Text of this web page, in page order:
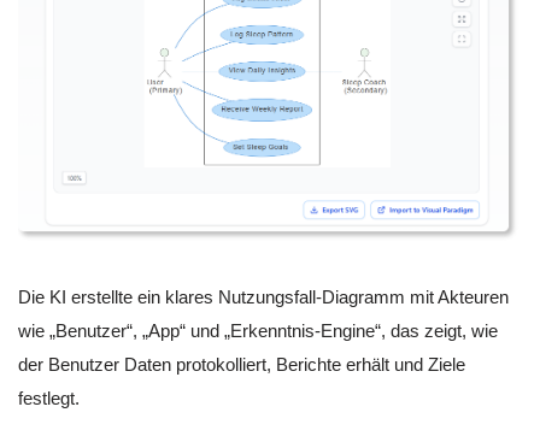
Die KI erstellte ein klares Nutzungsfall-Diagramm mit Akteuren
wie „Benutzer“, „App“ und „Erkenntnis-Engine“, das zeigt, wie
der Benutzer Daten protokolliert, Berichte erhält und Ziele
festlegt.